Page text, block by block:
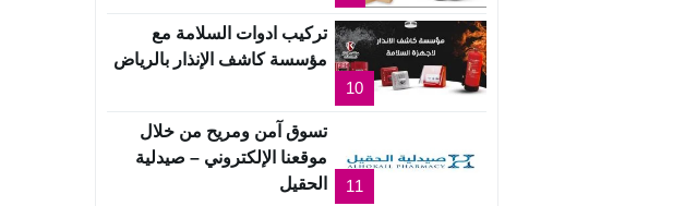
10
تركيب ادوات السلامة مع
مؤسسة كاشف الإنذار بالرياض
11
تسوق آمن ومريح من خلال
موقعنا الإلكتروني – صيدلية
الحقيل